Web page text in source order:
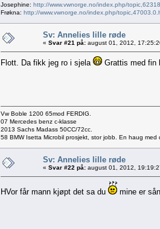
Josephine: http://www.vwnorge.no/index.php/
Frøkna: http://www.vwnorge.no/index.php/
Sv: Annelies lille røde
« Svar #21 på: august 01, 2012,
Flott. Da fikk jeg ro i sjela Grattis med fin
Vw Boble 1200 65mod FERDIG.
07 Mercedes benz c-klasse
2013 Sachs Madass 50CC/72cc.
58 BMW Isetta Microbil prosjekt, stor jobb. En haug med
Sv: Annelies lille røde
« Svar #22 på: august 01, 2012,
HVor får mann kjøpt det sa du mine er